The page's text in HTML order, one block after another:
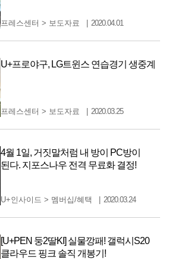
프레스센터 > 보도자료 2020.04.01
U+프로야구, LG트윈스 연습경기 생중계
프레스센터 > 보도자료 2020.03.25
4월 1일, 거짓말처럼 내 방이 PC방이
된다. 지포스나우 전격 무료화 결정!
U+인사이드 > 멤버십/혜택 2020.03.24
[U+PEN 둥2딸KI] 실물깡패! 갤럭시S20
클라우드 핑크 솔직 개봉기!